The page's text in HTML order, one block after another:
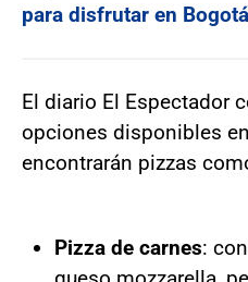
para disfrutar en
El diario El Espectador
opciones disponibles
encontrarán pizzas
Pizza de carnes: